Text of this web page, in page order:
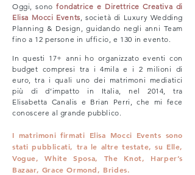
Oggi, sonofondatrice e Direttrice Creativa di
Elisa Mocci Events, società di Luxury Wedding
Planning & Design, guidando negli anni Team
fino a 12 persone in ufficio, e 130 in evento.
In questi 17+ anni ho organizzato eventi con
budget compresi tra i 4mila e i 2 milioni di
euro, tra i quali uno dei matrimoni mediatici
più di d’impatto in Italia, nel 2014, tra
Elisabetta Canalis e Brian Perri, che mi fece
conoscere al grande pubblico.
I matrimoni firmati Elisa Mocci Events sono
stati pubblicati, tra le altre testate, su Elle,
Vogue, White Sposa, The Knot, Harper’s
Bazaar, Grace Ormond, Brides.